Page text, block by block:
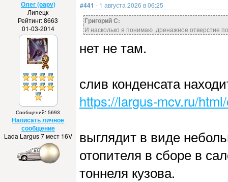
Олег (oapv)
Липецк
Рейтинг: 8663
01-03-2014
Сообщений: 5693
Написать личное
сообщение
Lada Largus 7 мест 16V
#441 - 1 августа 2026 в 06:25
Григорий С:
И насколько я понимаю ,дренажное отверстие
нет не там.
слив конденсата
https://largus-mcv.ru/
выглядит в виде
отопителя в сборе в
тоннеля кузова.